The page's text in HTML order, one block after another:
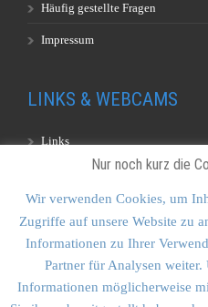
Häufig gestellte Fragen
Impressum
LINKS & WEBCAMS
Links
KONTAKT & SITEMAP
Kontakt
Nur noch kurz die
Wir verwenden Cookies, um
Zugriffe auf unsere Website zu
Informationen zu Ihrer
Partner für Analysen weiter.
Informationen möglicherweise